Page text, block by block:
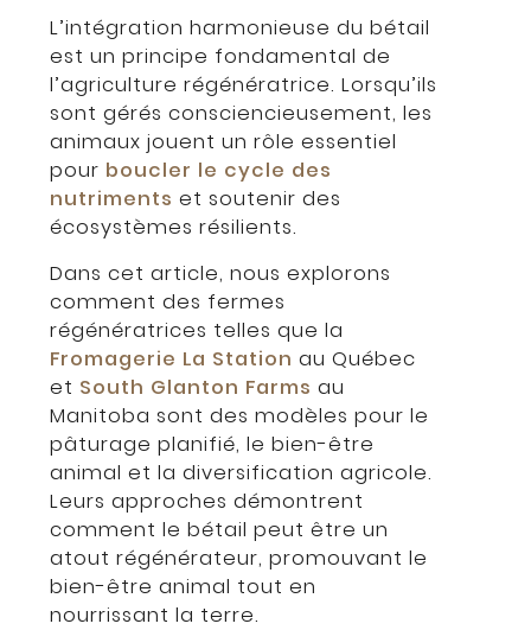
L’intégration harmonieuse du bétail
est un principe fondamental de
l’agriculture régénératrice. Lorsqu’ils
sont gérés consciencieusement, les
animaux jouent un rôle essentiel
pour boucler le cycle des
nutriments et soutenir des
écosystèmes résilients.
Dans cet article, nous explorons
comment des fermes
régénératrices telles que la
Fromagerie La Station au Québec
et South Glanton Farms au
Manitoba sont des modèles pour le
pâturage planifié, le bien-être
animal et la diversification agricole.
Leurs approches démontrent
comment le bétail peut être un
atout régénérateur, promouvant le
bien-être animal tout en
nourrissant la terre.